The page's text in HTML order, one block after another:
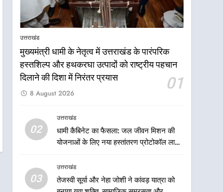
उत्तराखंड
मुख्यमंत्री धामी के नेतृत्व में उत्तराखंड के पारंपरिक
हस्तशिल्प और हथकरघा उत्पादों को राष्ट्रीय पहचान
दिलाने की दिशा में निरंतर प्रयास
01
8 August 2026
02
उत्तराखंड
धामी कैबिनेट का फैसला: जल जीवन मिशन की
योजनाओं के लिए नया हस्तांतरण प्रोटोकॉल लागू,
प्रभावी
03
उत्तराखंड
तेजस्वी सूर्या और नेहा जोशी ने कांवड़ यात्रा को
मुख्यमंत्री धामी के प्रयासों से
स्वीकृत
उत्तराखंड
7
मुख्यमंत्री धामी के कुशल नेतृत्व में
कांवड़ यात्रा में सुरक्षा, स्वास्थ्य और
8
मुख्यमंत्री धामी के नेतृत्व में मसूरी
बन रही विकास और पर्यटन का नया
1